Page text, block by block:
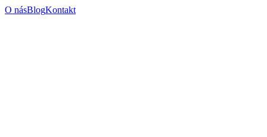
O násBlogKontakt